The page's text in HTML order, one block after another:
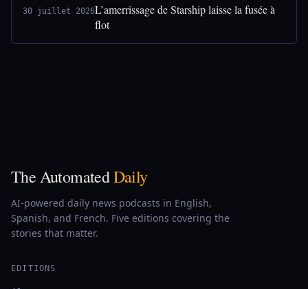
30 juillet 2026L’amerrissage de Starship laisse la fusée à
flot
The AutomatedDaily
AI-powered daily news podcasts in English,
Spanish, and French. Five editions covering the
stories that matter.
EDITIONS